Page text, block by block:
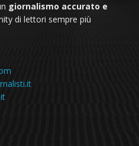
giornalismo accurato e
di lettori sempre più